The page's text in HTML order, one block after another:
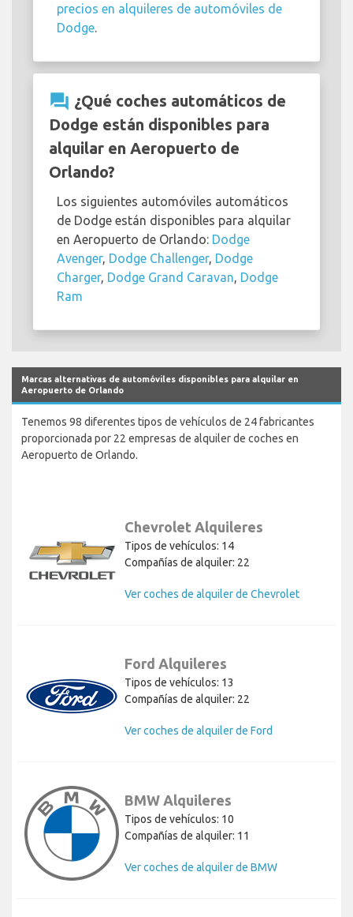
precios en alquileres de automóviles de
Dodge
question_answer ¿Qué coches automáticos de
Dodge están disponibles para
alquilar en Aeropuerto de
Orlando?
Los siguientes automóviles automáticos
de Dodge están disponibles para alquilar
en Aeropuerto de Orlando: Dodge
Avenger, Dodge Challenger, Dodge
Charger, Dodge Grand Caravan Dodge
Ram
Marcas alternativas de automóviles disponibles para alquilar en
Aeropuerto de Orlando
Tenemos 98 diferentes tipos de vehículos de 24 fabricantes
proporcionada por 22 empresas de alquiler de coches en
Aeropuerto de Orlando.
Chevrolet Alquileres
Tipos de vehículos: 14
Compañías de alquiler: 22
Ver coches de alquiler de Chevrolet
Ford Alquileres
Tipos de vehículos: 13
Compañías de alquiler: 22
Ver coches de alquiler de Ford
BMW Alquileres
Tipos de vehículos: 10
Compañías de alquiler: 11
Ver coches de alquiler de BMW